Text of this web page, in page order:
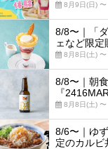
8月9日(日) 〜
8/8〜｜「
ェなど限定
8月8日(土)
8/8〜｜朝
『
8月8日(土) 〜
8/6〜｜ゆ
定のカルビ